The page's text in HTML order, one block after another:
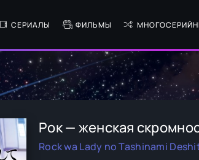
СЕРИАЛЫ ФИЛЬМЫ
Рок — женская
Rock wa Lady no Tashinami